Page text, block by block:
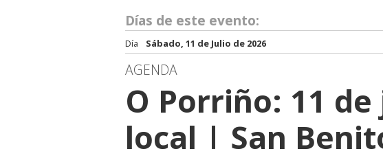
Días de este evento:
Día Sábado, 11 de Julio de 2026
AGENDA
O Porriño: 11
local | San